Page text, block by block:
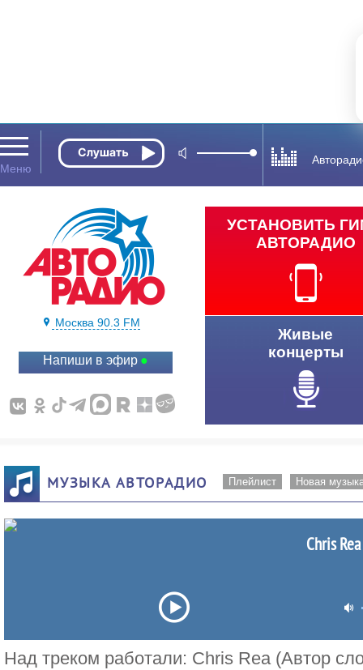
Москва 90.3 FM
Напиши в эфир
УСТАНОВИТЬ
АВТОРАДИО
Живые
концерты
МУЗЫКА АВТОРАДИО Плейлист Новая
Chris
Над треком работали: Chris Rea (Автор